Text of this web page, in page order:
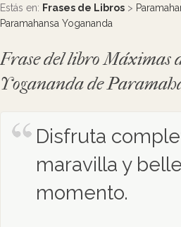
Estás en: Frases de Libros >
Paramahansa Yogananda
Frase del libro Máximas
Yogananda de
Disfruta
maravilla y
momento.